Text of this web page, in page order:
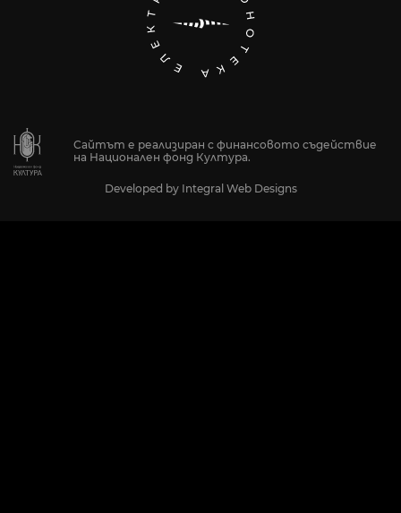
Сайтът е реализиран с финансовото съдействие
на Национален фонд Култура.
Developed by Integral Web Designs